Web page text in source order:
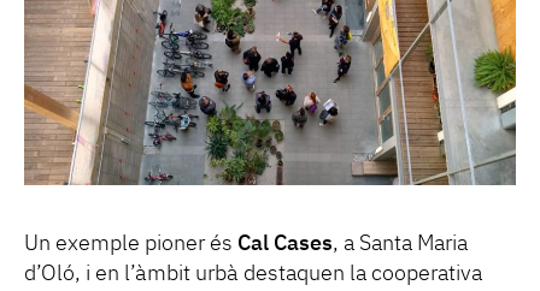
Un exemple pioner és Cal Cases, a Santa Maria
d’Oló, i en l’àmbit urbà destaquen la cooperativa